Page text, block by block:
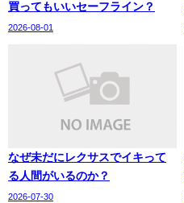
買ってもいいセーフライン？
2026-08-01
なぜ未だにレクサスでイキって
る人間がいるのか？
2026-07-30